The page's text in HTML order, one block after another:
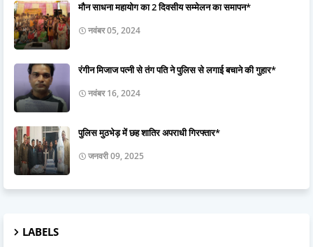
मौन साधना महायोग का 2 दिवसीय सम्मेलन का समापन*
नवंबर 05, 2024
रंगीन मिजाज पत्नी से तंग पति ने पुलिस से लगाई बचाने की गुहार*
नवंबर 16, 2024
पुलिस मुठभेड़ में छह शातिर अपराधी गिरफ्तार*
जनवरी 09, 2025
LABELS